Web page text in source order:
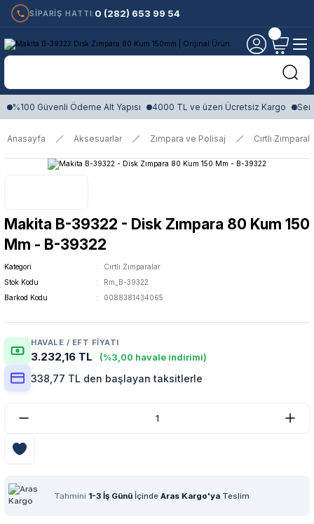
SİPARİŞ HATTI: 0 (282) 653 99 54
%100 Güvenli Ödeme Alt Yapısı 4000 TL ve üzeri Ücretsiz Kargo
Anasayfa Aksesuarlar Zımpara ve Polisaj Cırtlı
Makita B-39322 - Disk Zımpara 80 Kum 150
Mm - B-39322
Kategori
Cırtlı Zımparalar
Stok Kodu
Rm_B-39322
Barkod Kodu
0088381434065
HAVALE / EFT FIYATI
3.232,16 TL (%3,00 havale indirimi)
338,77 TL den başlayan taksitlerle
Tahmini 1-3 İş Günü İçinde Aras Kargo'ya Teslim